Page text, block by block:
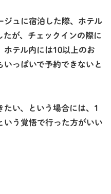
ジュに宿泊した際、ホテル
が、チェックインの際に
ホテル内には10以上のお
っぱいで予約できないと
い、という場合には、1
いう覚悟で行った方がいい